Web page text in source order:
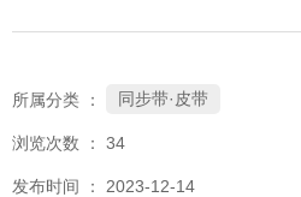
所属分类 ： 同步带·皮带
浏览次数 ： 34
发布时间 ： 2023-12-14